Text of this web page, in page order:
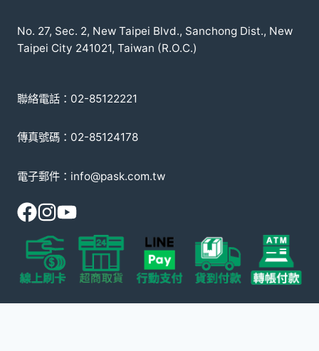
No. 27, Sec. 2, New Taipei Blvd., Sanchong Dist., New
Taipei City 241021, Taiwan (R.O.C.)
聯絡電話：02-85122221
傳真號碼：02-85124178
電子郵件：info@pask.com.tw